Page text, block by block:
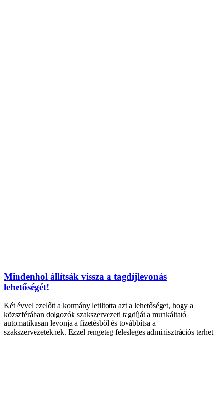
Mindenhol állítsák vissza a tagdíjlevonás
lehetőségét!
Két évvel ezelőtt a kormány letiltotta azt a lehetőséget, hogy a
közszférában dolgozók szakszervezeti tagdíját a munkáltató
automatikusan levonja a fizetésből és továbbítsa a
szakszervezeteknek. Ezzel rengeteg felesleges adminisztrációs terhet